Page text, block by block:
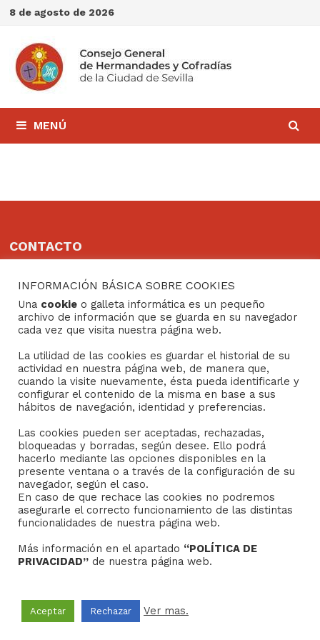
Saltar
contenido
8 de agosto de 2026
MENÚ
CONTACTO
Consejo General de Hermandades y Cofradías de la
ciudad de Sevilla
C/ San Gregorio 26. 41004- Sevilla
(+34) 954 21 59 27
AVISO LEGAL
Sus datos seguros.
Política de protección.
Política de Cookies.
Grupo Studium Formación
INFORMACIÓN BÁSICA SOBRE COOKIES
Una cookie o galleta informática es un pequeño
archivo de información que se guarda en su navegador
cada vez que visita nuestra página web.
La utilidad de las cookies es guardar el historial de su
actividad en nuestra página web, de manera que,
cuando la visite nuevamente, ésta pueda identificarle y
configurar el contenido de la misma en base a sus
hábitos de navegación, identidad y preferencias.
Las cookies pueden ser aceptadas, rechazadas,
bloqueadas y borradas, según desee. Ello podrá
hacerlo mediante las opciones disponibles en la
presente ventana o a través de la configuración de su
navegador, según el caso.
En caso de que rechace las cookies no podremos
asegurarle el correcto funcionamiento de las distintas
funcionalidades de nuestra página web.
Más información en el apartado “POLÍTICA DE
PRIVACIDAD” de nuestra página web.
Aceptar Rechazar Ver mas.